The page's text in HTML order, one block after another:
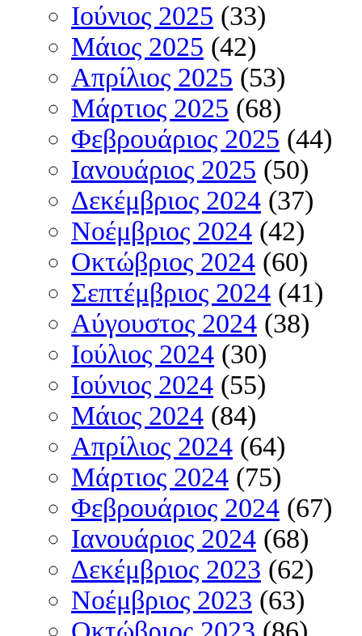
Ιούνιος 2025 (33)
Μάιος 2025 (42)
Απρίλιος 2025 (53)
Μάρτιος 2025 (68)
Φεβρουάριος 2025 (44)
Ιανουάριος 2025 (50)
Δεκέμβριος 2024 (37)
Νοέμβριος 2024 (42)
Οκτώβριος 2024 (60)
Σεπτέμβριος 2024 (41)
Αύγουστος 2024 (38)
Ιούλιος 2024 (30)
Ιούνιος 2024 (55)
Μάιος 2024 (84)
Απρίλιος 2024 (64)
Μάρτιος 2024 (75)
Φεβρουάριος 2024 (67)
Ιανουάριος 2024 (68)
Δεκέμβριος 2023 (62)
Νοέμβριος 2023 (63)